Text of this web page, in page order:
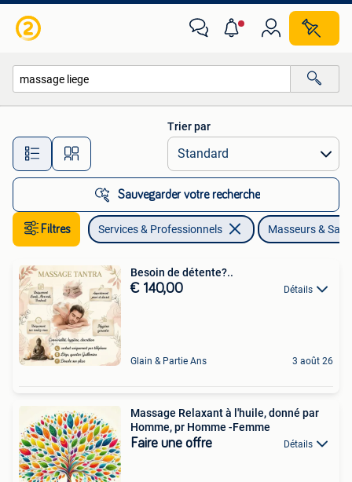
Toutes les distances…
Trier par
Sauvegarder votre recherche
Filtres Services & Professionnels Masseurs &
Besoin de détente?..
€ 140,00 Détails
Glain & Partie Ans 3 août 26
Massage Relaxant à l'huile, donné par
Homme, pr Homme -Femme
Faire une offre Détails